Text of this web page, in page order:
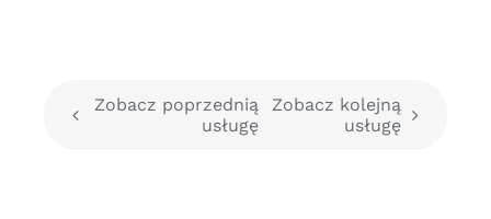
Zobacz poprzednią
usługę
Zobacz kolejną
usługę